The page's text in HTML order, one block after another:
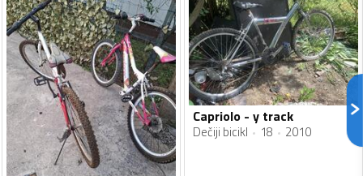
Capriolo - y track
Dečiji bicikl 18 2010